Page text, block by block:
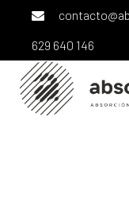
content629 640 146